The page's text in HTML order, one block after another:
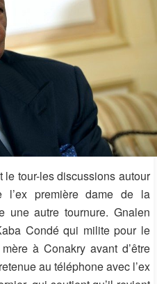
le tour-les discussions autour
première dame de la
une autre tournure. Gnalen
Condé qui milite pour le
à Conakry avant d’être
au téléphone avec l’ex